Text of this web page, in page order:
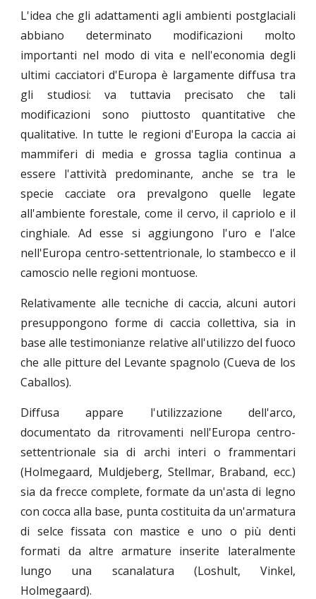
L'idea che gli adattamenti agli ambienti postglaciali
abbiano determinato modificazioni molto
importanti nel modo di vita e nell'economia degli
ultimi cacciatori d'Europa è largamente diffusa tra
gli studiosi: va tuttavia precisato che tali
modificazioni sono piuttosto quantitative che
qualitative. In tutte le regioni d'Europa la caccia ai
mammiferi di media e grossa taglia continua a
essere l'attività predominante, anche se tra le
specie cacciate ora prevalgono quelle legate
all'ambiente forestale, come il cervo, il capriolo e il
cinghiale. Ad esse si aggiungono l'uro e l'alce
nell'Europa centro-settentrionale, lo stambecco e il
camoscio nelle regioni montuose.
Relativamente alle tecniche di caccia, alcuni autori
presuppongono forme di caccia collettiva, sia in
base alle testimonianze relative all'utilizzo del fuoco
che alle pitture del Levante spagnolo (Cueva de los
Caballos).
Diffusa appare l'utilizzazione dell'arco,
documentato da ritrovamenti nell'Europa centro-
settentrionale sia di archi interi o frammentari
(Holmegaard, Muldjeberg, Stellmar, Braband, ecc.)
sia da frecce complete, formate da un'asta di legno
con cocca alla base, punta costituita da un'armatura
di selce fissata con mastice e uno o più denti
formati da altre armature inserite lateralmente
lungo una scanalatura (Loshult, Vinkel,
Holmegaard).